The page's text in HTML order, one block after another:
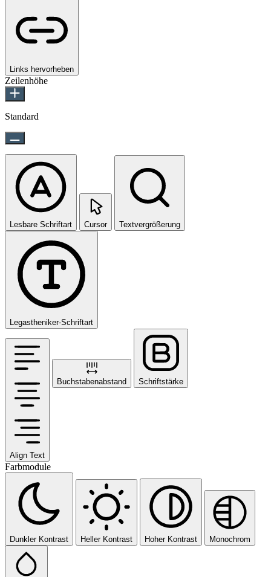
Links hervorheben
Zeilenhöhe
Standard
Lesbare Schriftart Cursor Textvergrößerung
Legastheniker-Schriftart
Align Text
Buchstabenabstand Schriftstärke
Farbmodule
Dunkler Kontrast Heller Kontrast Hoher Kontrast Monochrom